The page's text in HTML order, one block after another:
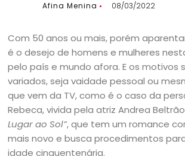
Afina Menina 08/03/2022
Com 50 anos ou mais, porém
é o desejo de homens e mulheres
pelo país e mundo afora. E os motivos
variados, seja vaidade pessoal ou
que vem da TV, como é o caso da
Rebeca, vivida pela atriz Andrea
Lugar ao Sol”, que tem um romance
mais novo e busca procedimentos
idade cinquentenária.